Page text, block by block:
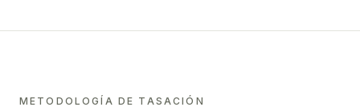
METODOLOGÍA DE TASACIÓN